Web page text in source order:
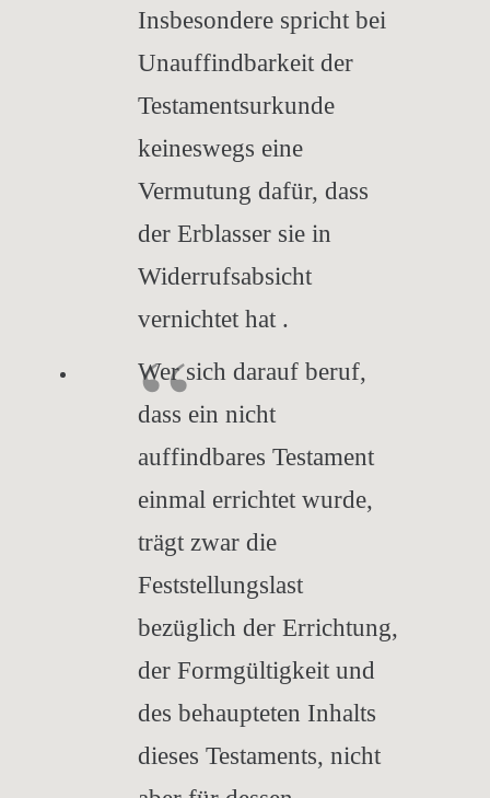
Insbesondere spricht bei
Unauffindbarkeit der
Testamentsurkunde
keineswegs eine
Vermutung dafür, dass
der Erblasser sie in
Widerrufsabsicht
vernichtet hat .
Wer sich darauf beruf,
dass ein nicht
auffindbares Testament
einmal errichtet wurde,
trägt zwar die
Feststellungslast
bezüglich der Errichtung,
der Formgültigkeit und
des behaupteten Inhalts
dieses Testaments, nicht